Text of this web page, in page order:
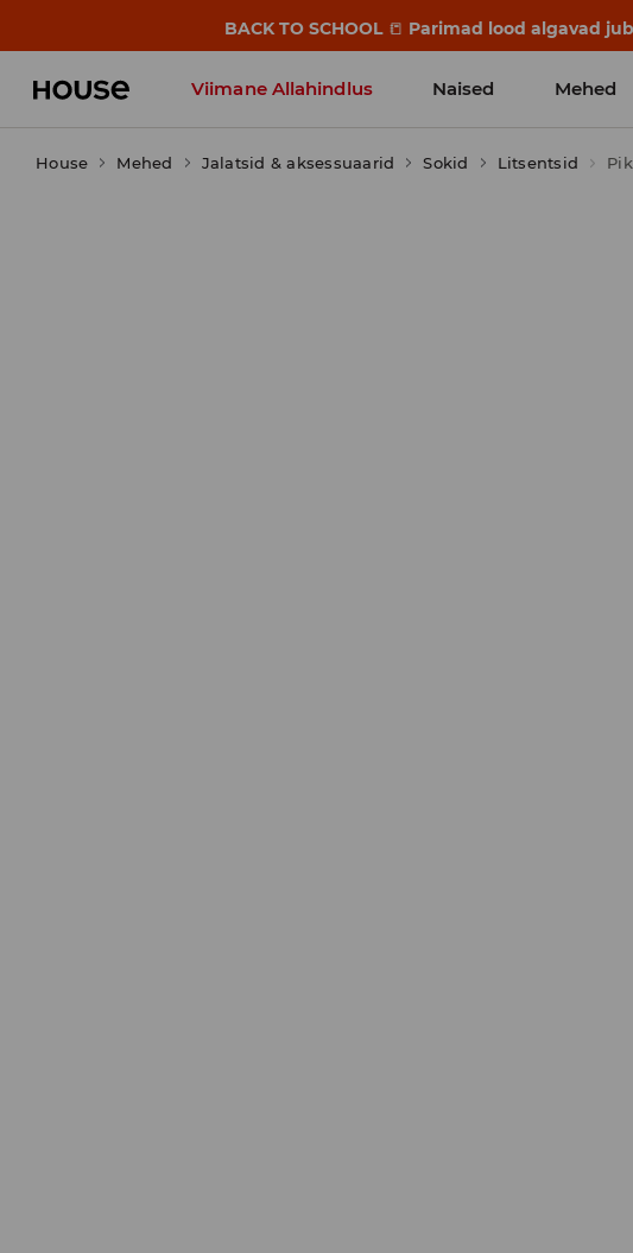
BACK TO SCHOOL 📒 Parimad lood algavad
Viimane Allahindlus Naised Mehed
House Mehed Jalatsid & aksessuaarid Sokid Litsentsid